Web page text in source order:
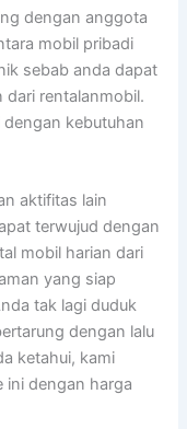
dengan anggota
mobil pribadi
sebab anda dapat
dari rentalanmobil.
kebutuhan
aktifitas lain
terwujud dengan
mobil harian dari
yang siap
tak lagi duduk
dengan lalu
ketahui, kami
ini dengan harga